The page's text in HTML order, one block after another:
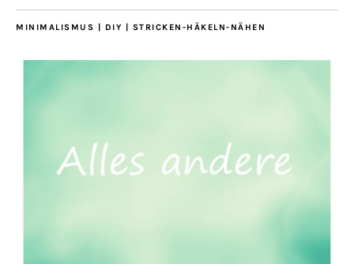
MINIMALISMUS | DIY | STRICKEN-HÄKELN-NÄHEN